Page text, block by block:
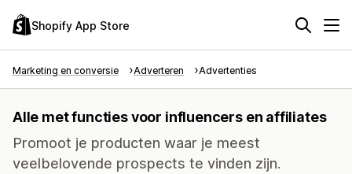
Shopify App Store
Marketing en conversie Adverteren Advertenties
Alle met functies voor influencers en affiliates
Promoot je producten waar je meest
veelbelovende prospects te vinden zijn.